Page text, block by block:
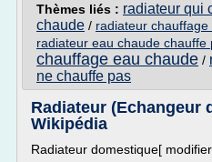
Thèmes liés : radiateur qui
chaude / radiateur
radiateur eau chaude chauffe
chauffage eau chaude /
ne chauffe pas
Radiateur (Echangeur
Wikipédia
Radiateur domestique[